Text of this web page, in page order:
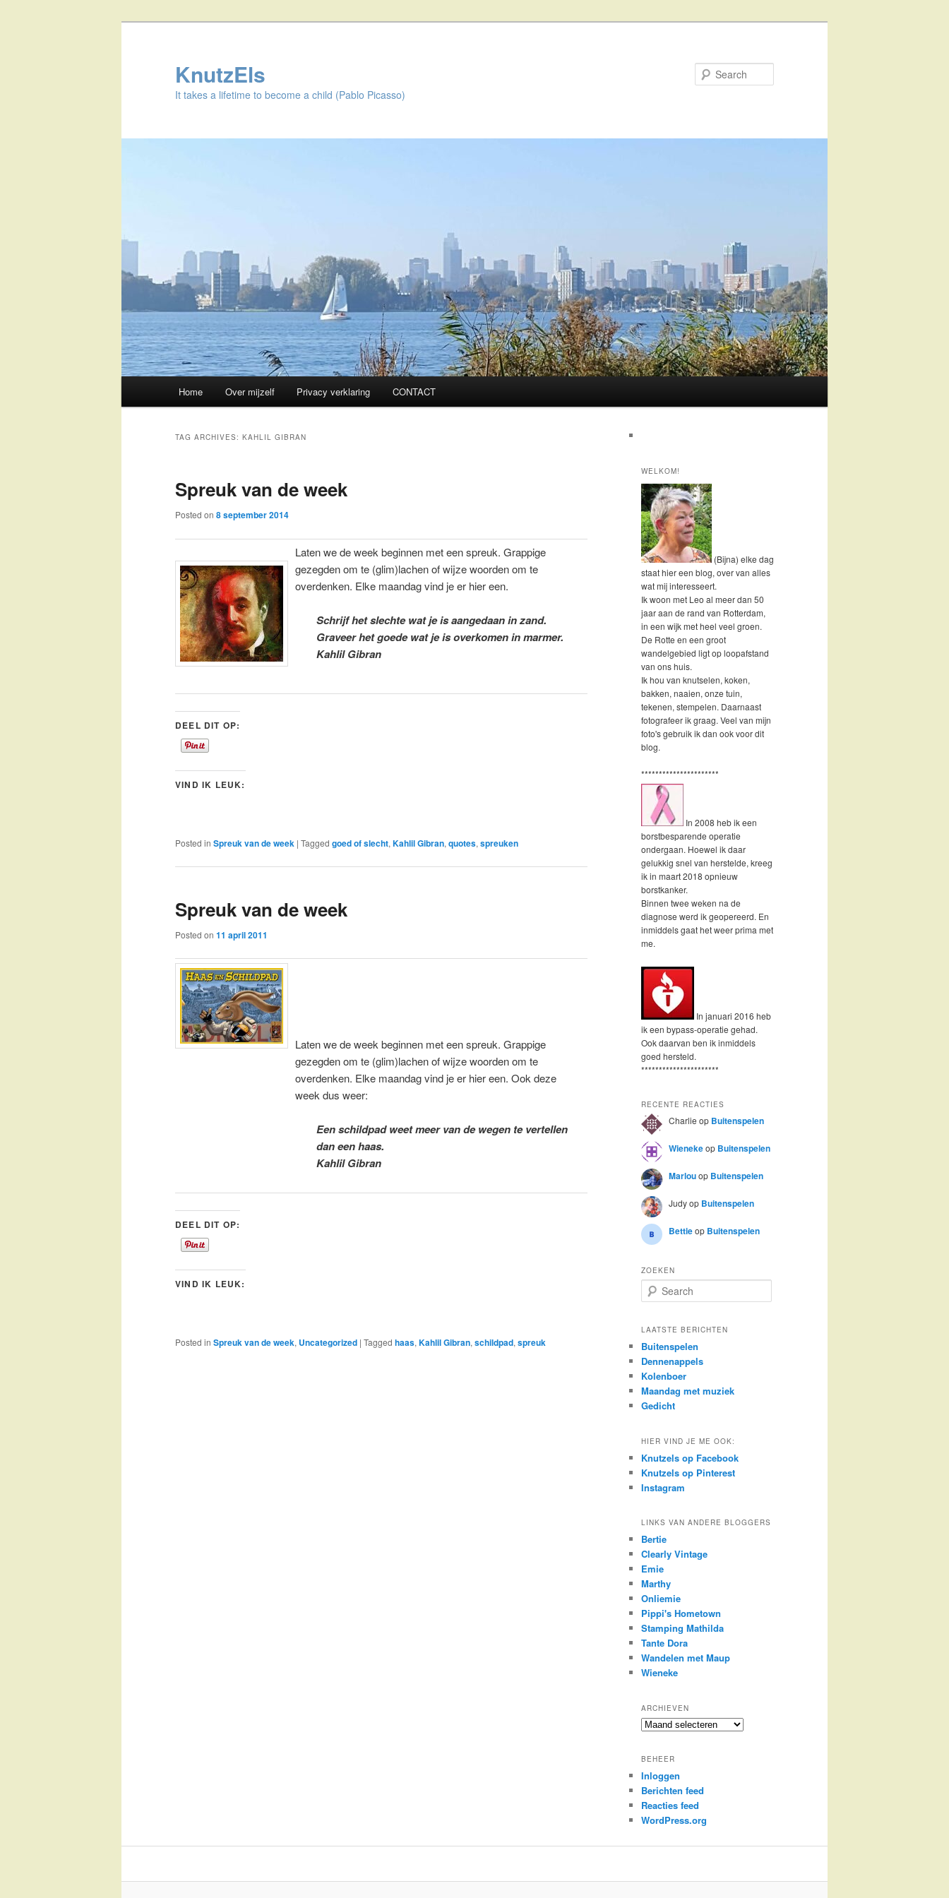
KnutzEls
It takes a lifetime to become a child (Pablo Picasso)
Skip
content
Skip
content
Home Over mijzelf Privacy verklaring CONTACT
TAG ARCHIVES: KAHLIL GIBRAN
Spreuk van de week
Posted on 8 september 2014
Laten we de week beginnen met een spreuk. Grappige
gezegden om te (glim)lachen of wijze woorden om te
overdenken. Elke maandag vind je er hier een.
Schrijf het slechte wat je is aangedaan in zand.
Graveer het goede wat je is overkomen in marmer.
Kahlil Gibran
DEEL DIT OP:
VIND IK LEUK:
Posted in Spreuk van de week | Tagged goed of slecht, Kahlil Gibran, quotes, spreuken
Spreuk van de week
Posted on 11 april 2011
Laten we de week beginnen met een spreuk. Grappige
gezegden om te (glim)lachen of wijze woorden om te
overdenken. Elke maandag vind je er hier een. Ook deze
week dus weer:
Een schildpad weet meer van de wegen te vertellen
dan een haas.
Kahlil Gibran
DEEL DIT OP:
VIND IK LEUK:
Posted in Spreuk van de week, Uncategorized | Tagged haas, Kahlil Gibran, schildpad, spreuk
WELKOM!
(Bijna) elke dag
staat hier een blog, over van alles
wat mij interesseert.
Ik woon met Leo al meer dan 50
jaar aan de rand van Rotterdam,
in een wijk met heel veel groen.
De Rotte en een groot
wandelgebied ligt op loopafstand
van ons huis.
Ik hou van knutselen, koken,
bakken, naaien, onze tuin,
tekenen, stempelen. Daarnaast
fotografeer ik graag. Veel van mijn
foto's gebruik ik dan ook voor dit
blog.
**********************
In 2008 heb ik een
borstbesparende operatie
ondergaan. Hoewel ik daar
gelukkig snel van herstelde, kreeg
ik in maart 2018 opnieuw
borstkanker.
Binnen twee weken na de
diagnose werd ik geopereerd. En
inmiddels gaat het weer prima met
me.
In januari 2016 heb
ik een bypass-operatie gehad.
Ook daarvan ben ik inmiddels
goed hersteld.
**********************
RECENTE REACTIES
Charlie op Buitenspelen
Wienekeop Buitenspelen
Marlouop Buitenspelen
Judyop Buitenspelen
Bettieop Buitenspelen
ZOEKEN
e
r
h
LAATSTE BERICHTEN
Buitenspelen
Dennenappels
Kolenboer
Maandag met muziek
Gedicht
HIER VIND JE ME OOK:
Knutzels op Facebook
Knutzels op Pinterest
Instagram
LINKS VAN ANDERE BLOGGERS
Bertie
Clearly Vintage
Emie
Marthy
Onliemie
Pippi's Hometown
Stamping Mathilda
Tante Dora
Wandelen met Maup
Wieneke
ARCHIEVEN
Archieven
BEHEER
Inloggen
Berichten feed
Reacties feed
WordPress.org